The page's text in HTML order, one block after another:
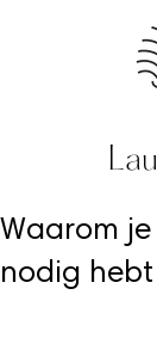
Waarom
nodig